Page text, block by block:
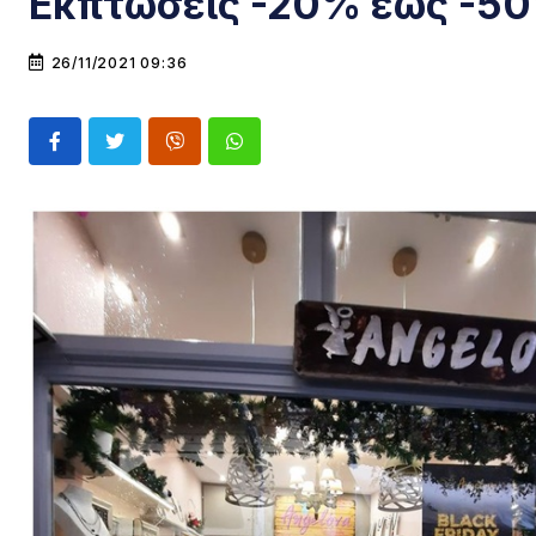
26/11/2021 09:36